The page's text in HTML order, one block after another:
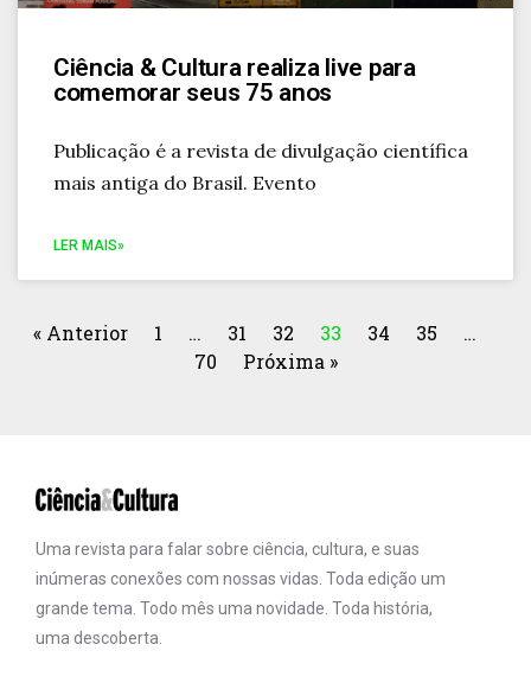
Ciência & Cultura realiza live para
comemorar seus 75 anos
Publicação é a revista de divulgação científica
mais antiga do Brasil. Evento
LER MAIS»
« Anterior 1 … 31 32 33 34 35
…
70
Próxima »
Uma revista para falar sobre ciência, cultura, e suas
inúmeras conexões com nossas vidas. Toda edição um
grande tema. Todo mês uma novidade. Toda história,
uma descoberta.